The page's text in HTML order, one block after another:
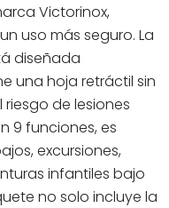
Victorinox,
uso más seguro. La
diseñada
una hoja retráctil sin
de lesiones
9 funciones, es
excursiones,
infantiles bajo
no solo incluye la